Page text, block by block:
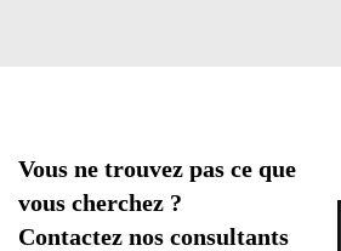
Vous ne trouvez pas ce que
vous cherchez ?
Contactez nos consultants